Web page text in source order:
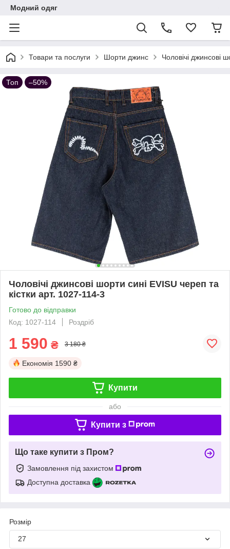
Модний одяг
Товари та послуги Шорти джинс Чоловічі джинсові
Топ –50%
Чоловічі джинсові шорти сині EVISU череп та
кістки арт. 1027-114-3
Готово до відправки
Код: 1027-114
Роздріб
1 590 ₴ 3 180 ₴
Економія 1590 ₴
Купити
або
Купити з
Що таке купити з Пром?
Замовлення під захистом
Доступна доставка
Розмір
27